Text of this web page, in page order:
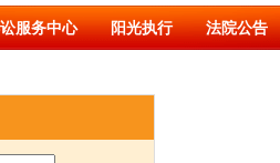
服务中心 阳光执行 法院公告